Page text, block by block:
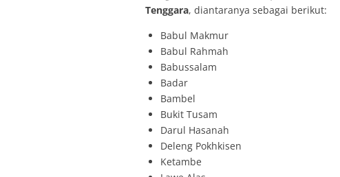
Tenggara, diantaranya sebagai berikut:
Babul Makmur
Babul Rahmah
Babussalam
Badar
Bambel
Bukit Tusam
Darul Hasanah
Deleng Pokhkisen
Ketambe